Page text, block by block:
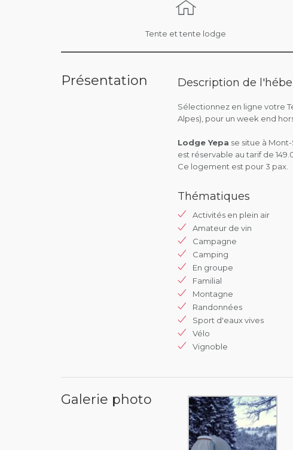
Tente et tente lodge
Présentation Description de
Sélectionnez en ligne votre
Alpes), pour un week end
Lodge Yepa se situe à
est réservable au tarif de
Ce logement est pour 3 pax.
Thématiques
Activités en plein air
Amateur de vin
Campagne
Camping
En groupe
Familial
Montagne
Randonnées
Sport d'eaux vives
Vélo
Vignoble
Galerie photo